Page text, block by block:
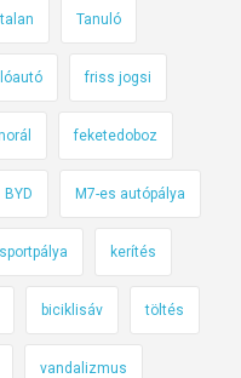
Tanuló
friss jogsi
feketedoboz
BYD M7-es autópálya
sportpálya kerítés
biciklisáv töltés
vandalizmus